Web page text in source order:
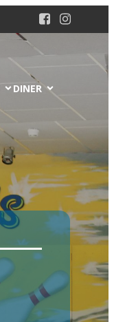
DINER